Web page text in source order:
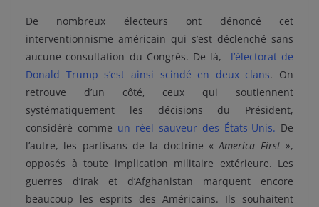
De nombreux électeurs ont dénoncé cet
interventionnisme américain qui s’est déclenché sans
aucune consultation du Congrès. De là, l’électorat de
Donald Trump s’est ainsi scindé en deux clans. On
retrouve d’un côté, ceux qui soutiennent
systématiquement les décisions du Président,
considéré comme un réel sauveur des États-Unis. De
l’autre, les partisans de la doctrine «America First »,
opposés à toute implication militaire extérieure. Les
guerres d’Irak et d’Afghanistan marquent encore
beaucoup les esprits des Américains. Ils souhaitent